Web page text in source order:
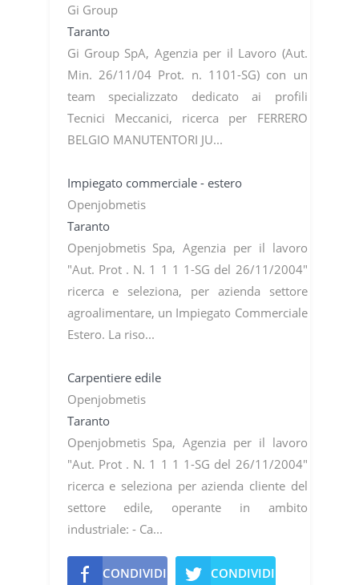
Gi Group
Taranto
Gi Group SpA, Agenzia per il Lavoro (Aut.
Min. 26/11/04 Prot. n. 1101-SG) con un
team specializzato dedicato ai profili
Tecnici Meccanici, ricerca per FERRERO
BELGIO MANUTENTORI JU...
Impiegato commerciale - estero
Openjobmetis
Taranto
Openjobmetis Spa, Agenzia per il lavoro
"Aut. Prot . N. 1 1 1 1-SG del 26/11/2004"
ricerca e seleziona, per azienda settore
agroalimentare, un Impiegato Commerciale
Estero. La riso...
Carpentiere edile
Openjobmetis
Taranto
Openjobmetis Spa, Agenzia per il lavoro
"Aut. Prot . N. 1 1 1 1-SG del 26/11/2004"
ricerca e seleziona per azienda cliente del
settore edile, operante in ambito
industriale: - Ca...
CONDIVIDI CONDIVIDI